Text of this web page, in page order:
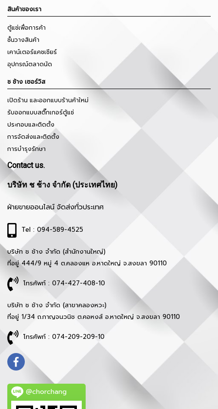
สินค้าของเรา
ตู้แช่เพื่อการค้า
ชั้นวางสินค้า
เคาน์เตอร์แคชเชียร์
อุปกรณ์ตลาดนัด
ช ช้าง เซอร์วิส
เปิดร้าน และออกแบบร้านค้าใหม่
รับออกแบบสติ๊กเกอร์ตู้แช่
ประกอบและติดตั้ง
การจัดส่งและติดตั้ง
การบำรุงรักษา
Contact us.
บริษัท ช ช้าง จำกัด (ประเทศไทย)
ฝ่ายขายออนไลน์ จัดส่งทั่วประเทศ
Tel : 094-589-4525
บริษัท ช ช้าง จำกัด (สำนักงานใหญ่)
ที่อยู่ 444/9 หมู่ 4 ต.คลองแห อ.หาดใหญ่ จ.สงขลา 90110
โทรศัพท์ : 074-427-408-10
บริษัท ช ช้าง จำกัด (สาขาคลองหวะ)
ที่อยู่ 1/34 ถ.กาญจนวนิช ต.คอหงส์ อ.หาดใหญ่ จ.สงขลา 90110
โทรศัพท์ : 074-209-209-10
@chorchang